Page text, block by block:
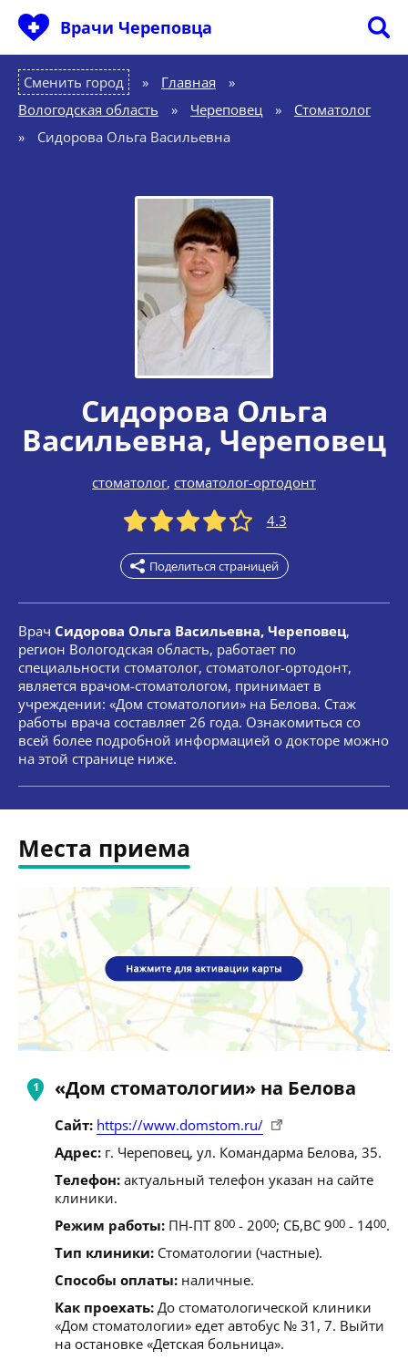
Врачи Череповца
Сменить город Главная
»
Вологодская область
» Череповец »
Стоматолог
»
Сидорова Ольга Васильевна
Сидорова Ольга
Васильевна, Череповец
стоматолог, стоматолог-ортодонт
4.3
Поделиться страницей
Врач Сидорова Ольга Васильевна, Череповец,
регион Вологодская область, работает по
специальности стоматолог, стоматолог-ортодонт,
является врачом-стоматологом, принимает в
учреждении: «Дом стоматологии» на Белова. Стаж
работы врача составляет 26 года. Ознакомиться со
всей более подробной информацией о докторе можно
на этой странице ниже.
Места приема
«Дом стоматологии» на Белова
Сайт: https://www.domstom.ru/
Адрес: г. Череповец, ул. Командарма Белова, 35.
Телефон: актуальный телефон указан на сайте
клиники.
Режим работы: ПН-ПТ 800 - 2000; СБ,ВС 900 - 1400.
Тип клиники: Стоматологии (частные).
Способы оплаты: наличные.
Как проехать: До стоматологической клиники
«Дом стоматологии» едет автобус № 31, 7. Выйти
на остановке «Детская больница».